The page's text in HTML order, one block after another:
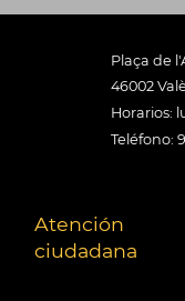
Plaça de
46002
Horarios:
Teléfono:
Atención
ciudadana